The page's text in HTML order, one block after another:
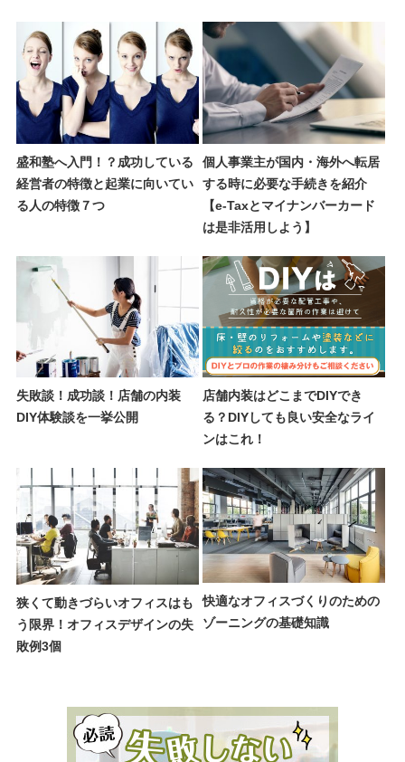
盛和塾へ入門！？成功している
経営者の特徴と起業に向いてい
る人の特徴７つ
個人事業主が国内・海外へ転居
する時に必要な手続きを紹介
【e-Taxとマイナンバーカード
は是非活用しよう】
失敗談！成功談！店舗の内装
DIY体験談を一挙公開
店舗内装はどこまでDIYでき
る？DIYしても良い安全なライ
ンはこれ！
狭くて動きづらいオフィスはも
う限界！オフィスデザインの失
敗例3個
快適なオフィスづくりのための
ゾーニングの基礎知識